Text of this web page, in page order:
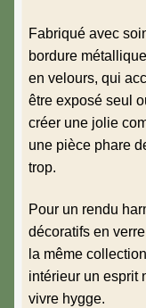
Fabriqué avec
bordure
en velours, qui
être exposé seul
créer une jolie
une pièce phare
trop.
Pour un rendu
décoratifs en verre
la même
intérieur un esprit
vivre hygge.